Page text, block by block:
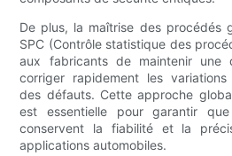
De plus, la maîtrise des procédés
SPC (Contrôle statistique des
aux fabricants de maintenir une
corriger rapidement les
des défauts. Cette approche
est essentielle pour garantir
conservent la fiabilité et la
applications automobiles.